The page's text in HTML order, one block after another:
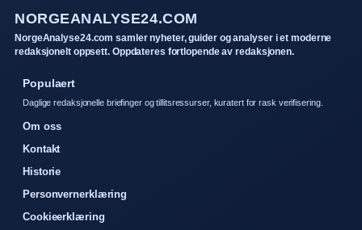
NORGEANALYSE24.COM
NorgeAnalyse24.com samler nyheter, guider og analyser i et moderne
redaksjonelt oppsett. Oppdateres fortlopende av redaksjonen.
Populaert
Daglige redaksjonelle briefinger og tillitsressurser, kuratert for rask verifisering.
Om oss
Kontakt
Historie
Personvernerklæring
Cookieerklæring